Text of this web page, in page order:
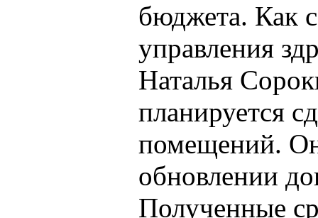
бюджета. Как
управления
Наталья
планируется
помещений.
обновлении
Полученные